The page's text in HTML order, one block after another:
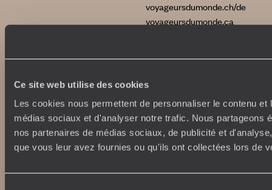
Ce site web utilise des cookies
Les cookies nous permettent de personnaliser le contenu
médias sociaux et d'analyser notre trafic. Nous partageons
nos partenaires de médias sociaux, de publicité et
que vous leur avez fournies ou qu'ils ont collectées lors de
voyageursdumonde.ch/de
voyageursdumonde.ca
extraordinaryjourneys.com